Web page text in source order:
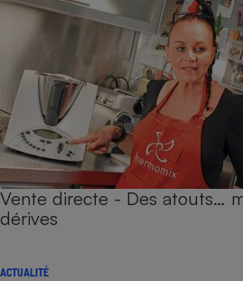
Vente directe - Des atouts…
dérives
ACTUALITÉ